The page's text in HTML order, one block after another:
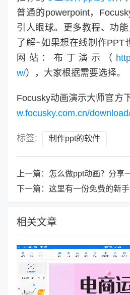
普通的powerpoint，
引人眼球。更多教程、功
了解~如果想在线制作PPT
网站：布丁演示（
w/），大家根据需要选择。
Focusky动画演示大师官方
w.focusky.com.cn/
标签: 制作ppt的软件
上一篇： 怎么做ppt动画？分享
下一篇： 这里有一份免费的新手制
相关文章